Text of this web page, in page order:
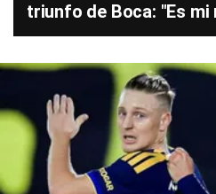
triunfo de Boca: "Es mi